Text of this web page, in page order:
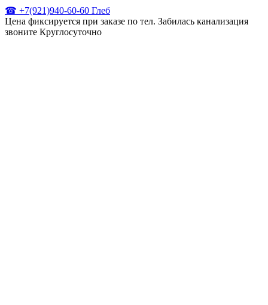
☎ +7(921)940-60-60 Глеб
Цена фиксируется при заказе по тел. Забилась канализация
звоните Круглосуточно